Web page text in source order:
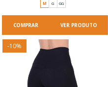
M G GG
VER PRODUTO
-10%